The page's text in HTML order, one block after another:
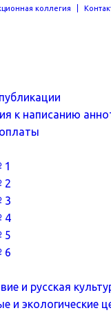
коллегия
к написанию
1
2
3
4
5
6
и русская
и экологические